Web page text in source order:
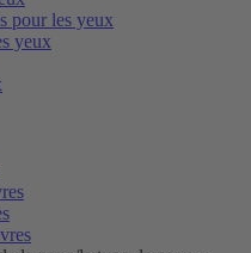
pour les yeux
yeux